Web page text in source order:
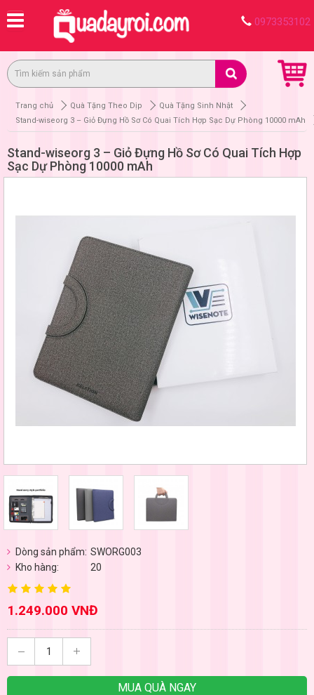
0973353102
Trang chủ Quà Tặng Theo Dịp
Quà Tặng Sinh Nhật
Stand-wiseorg 3 – Giỏ Đựng Hồ Sơ Có Quai Tích Hợp Sạc Dự Phòng 10000 mAh
Stand-wiseorg 3 – Giỏ Đựng Hồ Sơ Có Quai Tích Hợp
Sạc Dự Phòng 10000 mAh
Dòng sản phẩm: SWORG003
Kho hàng:
20
1.249.000 VNĐ
MUA QUÀ NGAY